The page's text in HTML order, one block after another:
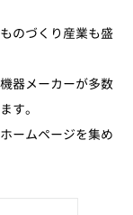
のづくり産業も盛
器メーカーが多数
す。
ームページを集め